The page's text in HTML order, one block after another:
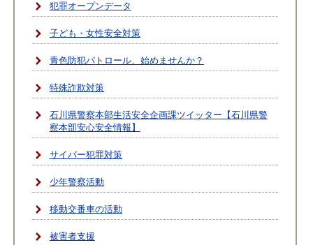
犯罪オープンデータ
子ども・女性安全対策
青色防犯パトロール、始めませんか？
特殊詐欺対策
石川県警察本部生活安全企画課ツイッター【石川県警
察本部安心安全情報】
サイバー犯罪対策
少年警察活動
移動交番車の活動
被害者支援